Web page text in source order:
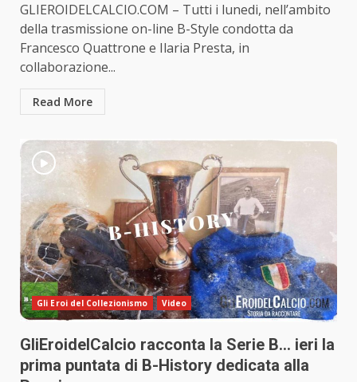
GLIEROIDELCALCIO.COM – Tutti i lunedi, nell’ambito
della trasmissione on-line B-Style condotta da
Francesco Quattrone e Ilaria Presta, in
collaborazione...
Read More
Gli Eroi del Collezionismo Video
GliEroidelCalcio racconta la Serie B… ieri la
prima puntata di B-History dedicata alla